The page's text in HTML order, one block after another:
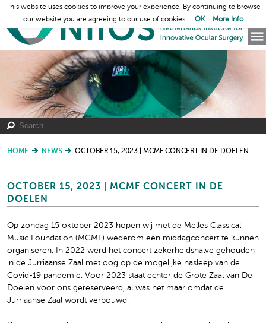
HOME NEWS OCTOBER 15, 2023 | MCMF CONCERT IN DE DOELEN
OCTOBER 15, 2023 | MCMF CONCERT IN DE
DOELEN
Op zondag 15 oktober 2023 hopen wij met de Melles Classical
Music Foundation (MCMF) wederom een middagconcert te kunnen
organiseren. In 2022 werd het concert zekerheidshalve gehouden
in de Jurriaanse Zaal met oog op de mogelijke nasleep van de
Covid-19 pandemie. Voor 2023 staat echter de Grote Zaal van De
Doelen voor ons gereserveerd, al was het maar omdat de
Jurriaanse Zaal wordt verbouwd.
This website uses cookies to improve your experience. By continuing to browse
our website you are agreeing to our use of cookies.
OK More Info